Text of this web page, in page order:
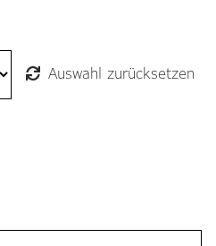
Auswahl zurücksetzen